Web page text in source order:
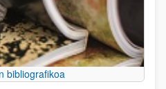
bibliografikoa